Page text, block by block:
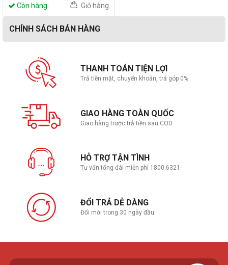
Còn hàng Giỏ hàng
CHÍNH SÁCH BÁN HÀNG
THANH TOÁN TIỆN LỢI
Trả tiền mặt, chuyển khoản, trả góp 0%
GIAO HÀNG TOÀN QUỐC
Giao hàng trước trả tiền sau COD
HỖ TRỢ TẬN TÌNH
Tư vấn tổng đài miễn phí 1800.6321
ĐỔI TRẢ DỄ DÀNG
Đổi mới trong 30 ngày đầu